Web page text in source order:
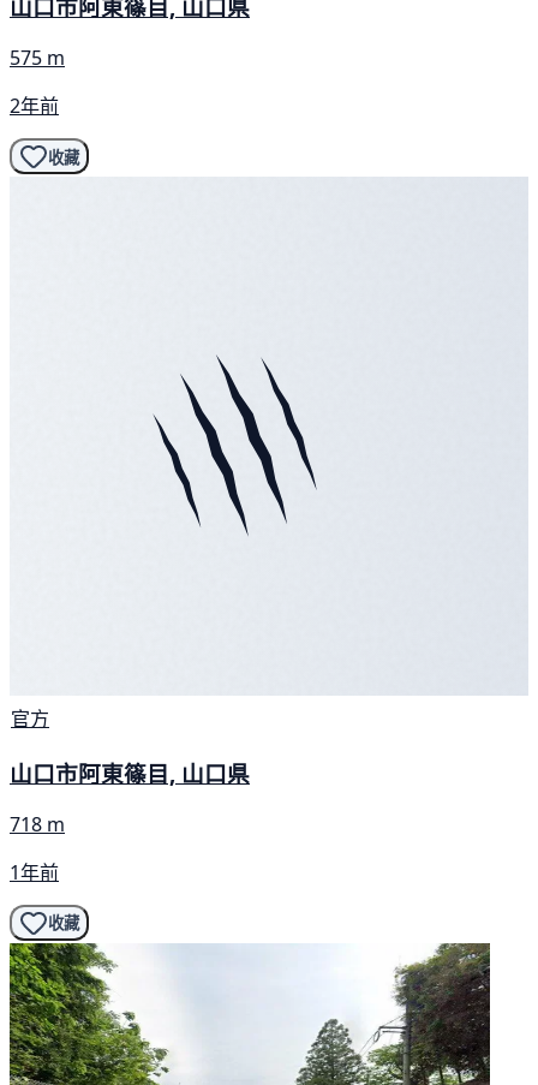
山口市阿東篠目, 山口県
575 m
2年前
收藏
官方
山口市阿東篠目, 山口県
718 m
1年前
收藏